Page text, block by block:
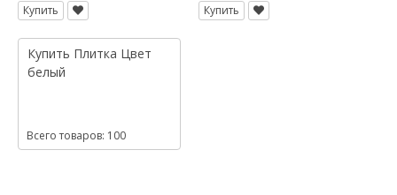
Купить Купить
Купить Плитка Цвет
белый
Всего товаров: 100